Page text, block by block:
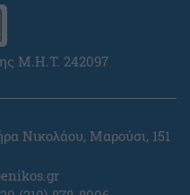
Μ.Η.Τ. 242097
Νικολάου, Μαρούσι, 151